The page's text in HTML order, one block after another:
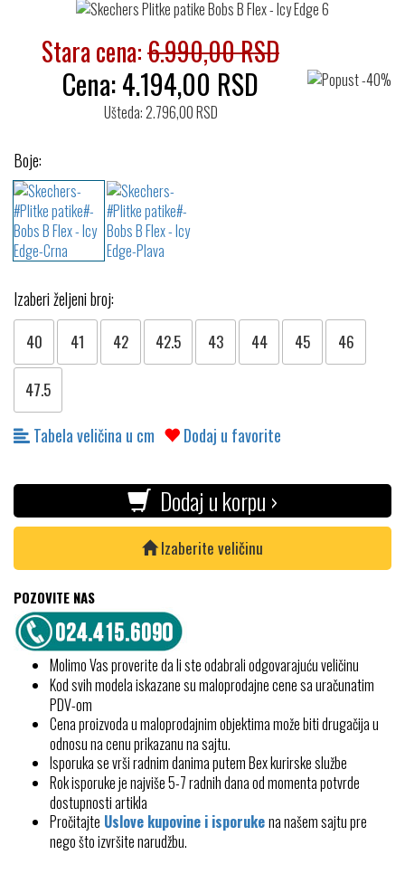
Stara cena:6.990,00 RSD
Cena:4.194,00 RSD
Ušteda: 2.796,00 RSD
Boje:
Izaberi željeni broj:
40 41 42 42.5 43 44 45 46
47.5
Tabela veličina u cm Dodaj u favorite
Dodaj u korpu ›
Izaberite veličinu
POZOVITE NAS
Molimo Vas proverite da li ste odabrali odgovarajuću veličinu
Kod svih modela iskazane su maloprodajne cene sa uračunatim
PDV-om
Cena proizvoda u maloprodajnim objektima može biti drugačija u
odnosu na cenu prikazanu na sajtu.
Isporuka se vrši radnim danima putem Bex kurirske službe
Rok isporuke je najviše 5-7 radnih dana od momenta potvrde
dostupnosti artikla
Pročitajte Uslove kupovine i isporukena našem sajtu pre
nego što izvršite narudžbu.